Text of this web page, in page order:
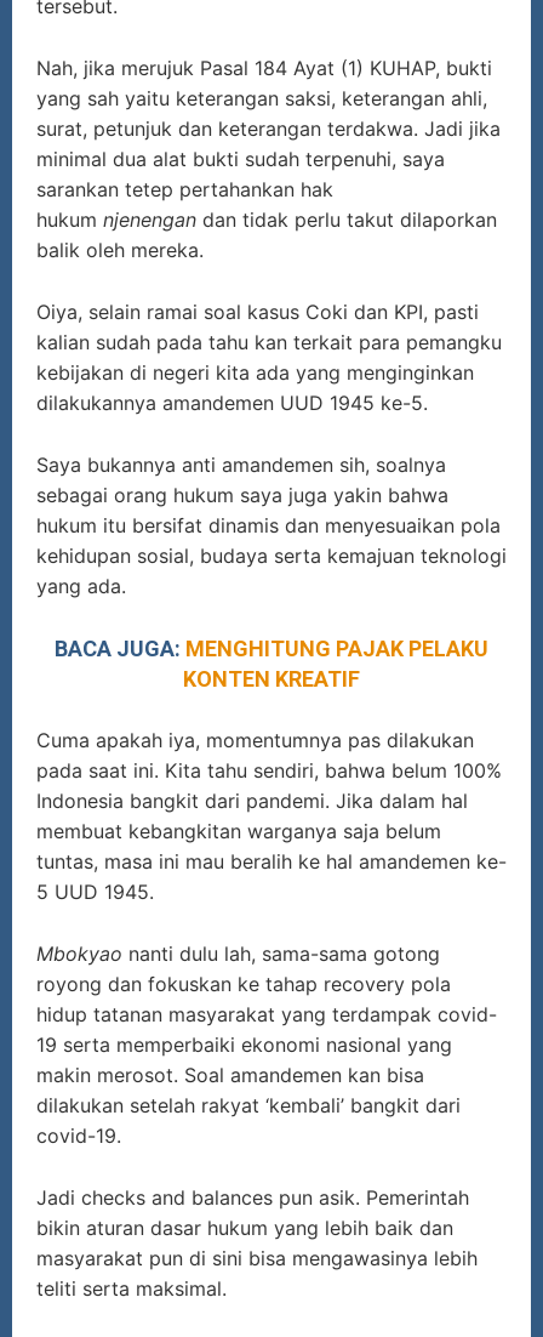
tersebut.
Nah, jika merujuk Pasal 184 Ayat (1) KUHAP, bukti
yang sah yaitu keterangan saksi, keterangan ahli,
surat, petunjuk dan keterangan terdakwa. Jadi jika
minimal dua alat bukti sudah terpenuhi, saya
sarankan tetep pertahankan hak
hukum njenengan dan tidak perlu takut dilaporkan
balik oleh mereka.
Oiya, selain ramai soal kasus Coki dan KPI, pasti
kalian sudah pada tahu kan terkait para pemangku
kebijakan di negeri kita ada yang menginginkan
dilakukannya amandemen UUD 1945 ke-5.
Saya bukannya anti amandemen sih, soalnya
sebagai orang hukum saya juga yakin bahwa
hukum itu bersifat dinamis dan menyesuaikan pola
kehidupan sosial, budaya serta kemajuan teknologi
yang ada.
BACA JUGA: MENGHITUNG PAJAK PELAKU
KONTEN KREATIF
Cuma apakah iya, momentumnya pas dilakukan
pada saat ini. Kita tahu sendiri, bahwa belum 100%
Indonesia bangkit dari pandemi. Jika dalam hal
membuat kebangkitan warganya saja belum
tuntas, masa ini mau beralih ke hal amandemen ke-
5 UUD 1945.
Mbokyao nanti dulu lah, sama-sama gotong
royong dan fokuskan ke tahap recovery pola
hidup tatanan masyarakat yang terdampak covid-
19 serta memperbaiki ekonomi nasional yang
makin merosot. Soal amandemen kan bisa
dilakukan setelah rakyat ‘kembali’ bangkit dari
covid-19.
Jadi checks and balances pun asik. Pemerintah
bikin aturan dasar hukum yang lebih baik dan
masyarakat pun di sini bisa mengawasinya lebih
teliti serta maksimal.